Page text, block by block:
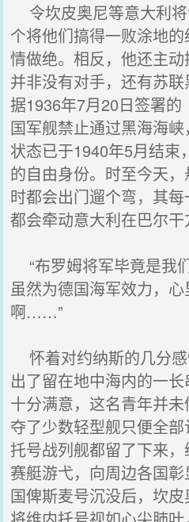
令坎皮奥尼等意大利
个将他们搞得一败涂地
情做绝。相反，他还主
并非没有对手，还有苏
据1936年7月20日签署
国军舰禁止通过黑海海
状态已于1940年5月结束
的自由身份。时至今天
时都会出门遛个弯，其每
都会牵动意大利在巴尔干
“布罗姆将军毕竟是我
虽然为德国海军效力，
啊……”
怀着对约纳斯的几分
出了留在地中海内的一
十分满意，这名青年并
夺了少数轻型舰只便全
托号战列舰都留了下来
赛艇游弋，向周边各国
国俾斯麦号沉没后，坎